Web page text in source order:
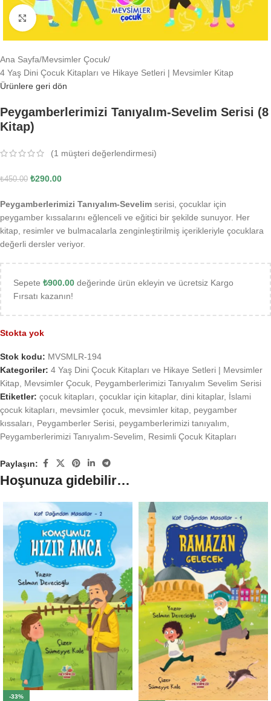
Büyütmek için tıklayın
Ana Sayfa/Mevsimler Çocuk/
4 Yaş Dini Çocuk Kitapları ve Hikaye Setleri | Mevsimler Kitap
Ürünlere geri dön
Peygamberlerimizi Tanıyalım-Sevelim Serisi (8
Kitap)
(1 müşteri değerlendirmesi)
₺450.00 ₺290.00
Peygamberlerimizi Tanıyalım-Sevelim serisi, çocuklar için
peygamber kıssalarını eğlenceli ve eğitici bir şekilde sunuyor. Her
kitap, resimler ve bulmacalarla zenginleştirilmiş içerikleriyle çocuklara
değerli dersler veriyor.
Sepete ₺900.00 değerinde ürün ekleyin ve ücretsiz Kargo
Fırsatı kazanın!
Stokta yok
Stok kodu: MVSMLR-194
Kategoriler: 4 Yaş Dini Çocuk Kitapları ve Hikaye Setleri | Mevsimler
Kitap, Mevsimler Çocuk, Peygamberlerimizi Tanıyalım Sevelim Serisi
Etiketler: çocuk kitapları, çocuklar için kitaplar, dini kitaplar, İslami
çocuk kitapları, mevsimler çocuk, mevsimler kitap, peygamber
kıssaları, Peygamberler Serisi, peygamberlerimizi tanıyalım,
Peygamberlerimizi Tanıyalım-Sevelim, Resimli Çocuk Kitapları
Paylaşın:
Hoşunuza gidebilir…
-33%